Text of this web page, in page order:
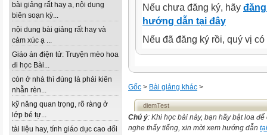
bài giảng rất hay ạ, nội dung
biên soạn kỳ...
nội dung bài giảng rất hay và
cảm xúc ạ ...
Giáo án điện tử: Truyện mèo hoa
đi học Bài...
còn ở nhà thì đúng là phải kiên
nhẫn rèn...
kỹ năng quan trọng, rõ ràng ở
lớp bé tự...
tài liệu hay, tính giáo dục cao đối
Nếu chưa đăng ký, hãy
hướng dẫn tại đây
Nếu đã đăng ký rồi, quý vị
Gốc > Bài giảng khác >
diemTest
Chú ý: Khi học bài này, bạn hãy bật loa
nghe thấy tiếng, xin mời xem hướng dẫn